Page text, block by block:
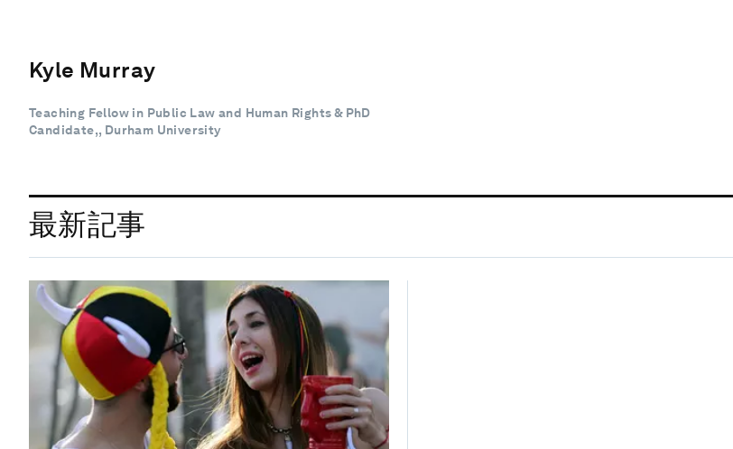
Kyle Murray
Teaching Fellow in Public Law and Human Rights & PhD
Candidate,, Durham University
最新記事